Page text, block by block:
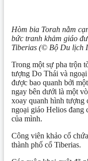
Hòm bia Torah nằm
bức tranh khảm giáo
Tiberias (© Bộ Du lịch
Trong một sự pha trộn
tượng Do Thái và
được bao quanh bởi
ngay bên dưới là một
xoay quanh hình tượng
ngoại giáo Helios đang
của mình.
Công viên khảo cổ
thành phố cổ Tiberias.